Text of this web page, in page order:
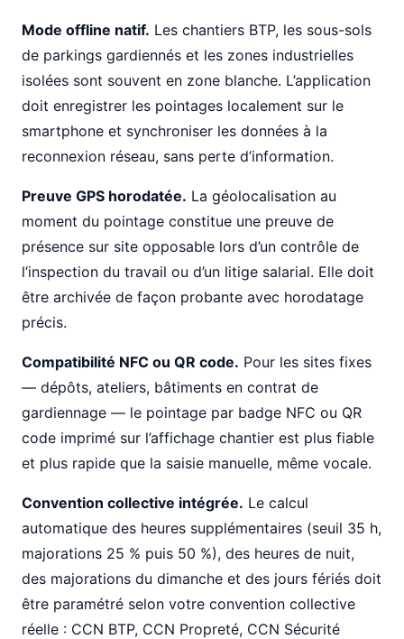
Mode offline natif. Les chantiers BTP, les sous-sols
de parkings gardiennés et les zones industrielles
isolées sont souvent en zone blanche. L’application
doit enregistrer les pointages localement sur le
smartphone et synchroniser les données à la
reconnexion réseau, sans perte d’information.
Preuve GPS horodatée. La géolocalisation au
moment du pointage constitue une preuve de
présence sur site opposable lors d’un contrôle de
l’inspection du travail ou d’un litige salarial. Elle doit
être archivée de façon probante avec horodatage
précis.
Compatibilité NFC ou QR code. Pour les sites fixes
— dépôts, ateliers, bâtiments en contrat de
gardiennage — le pointage par badge NFC ou QR
code imprimé sur l’affichage chantier est plus fiable
et plus rapide que la saisie manuelle, même vocale.
Convention collective intégrée. Le calcul
automatique des heures supplémentaires (seuil 35 h,
majorations 25 % puis 50 %), des heures de nuit,
des majorations du dimanche et des jours fériés doit
être paramétré selon votre convention collective
réelle : CCN BTP, CCN Propreté, CCN Sécurité